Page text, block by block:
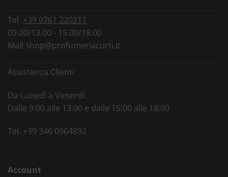
Tel. +39 0761 220211
09.00/13.00 - 15.00/18.00
Mail shop@profumeriacurti.it
Assistenza Clienti
Da Lunedì a Venerdì
Dalle 9:00 alle 13:00 e dalle 15:00 alle 18:00
Tel. +39 346 0964892
Account